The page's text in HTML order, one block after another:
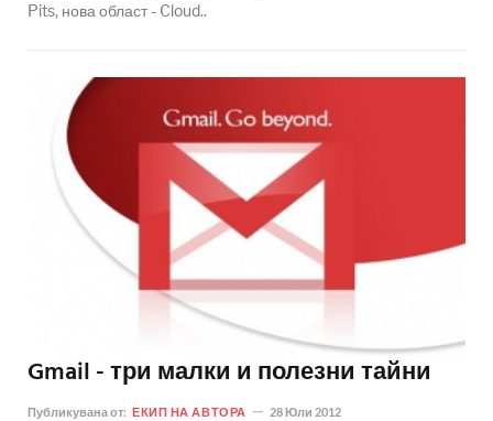
Pits, нова област - Cloud..
Gmail - три малки и полезни тайни
Публикувана от: ЕКИП НА АВТОРА 28 Юли 2012